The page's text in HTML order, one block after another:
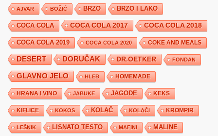
AJVAR BOŽIĆ BRZO BRZO I LAKO
COCA COLA COCA COLA 2017 COCA COLA 2018
COCA COLA 2019 COCA COLA 2020 COKE AND MEALS
DESERT DORUČAK DR.OETKER FONDAN
GLAVNO JELO HLEB HOMEMADE
HRANA I VINO JABUKE JAGODE KEKS
KIFLICE KOKOS KOLAČ KOLAČI KROMPIR
LEŠNIK LISNATO TESTO MAFINI MALINE